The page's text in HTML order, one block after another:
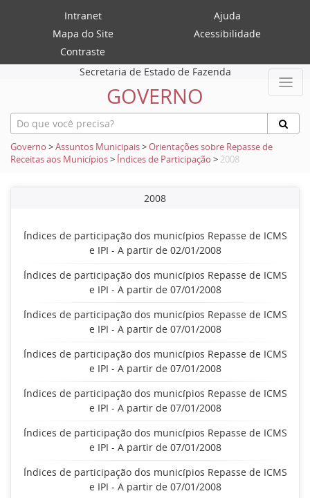
Intranet
Ajuda
Mapa do Site
Acessibilidade
Contraste
Secretaria de Estado de Fazenda
GOVERNO
Governo >Assuntos Municipais>Orientações sobre Repasse de
Receitas aos Municípios> Índices de Participação > 2008
2008
Índices de participação dos municípios Repasse de ICMS
e IPI - A partir de 02/01/2008
Índices de participação dos municípios Repasse de ICMS
e IPI - A partir de 07/01/2008
Índices de participação dos municípios Repasse de ICMS
e IPI - A partir de 07/01/2008
Índices de participação dos municípios Repasse de ICMS
e IPI - A partir de 07/01/2008
Índices de participação dos municípios Repasse de ICMS
e IPI - A partir de 07/01/2008
Índices de participação dos municípios Repasse de ICMS
e IPI - A partir de 07/01/2008
Índices de participação dos municípios Repasse de ICMS
e IPI - A partir de 07/01/2008